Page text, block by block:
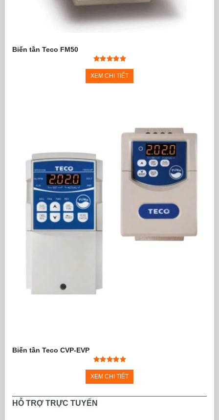
Biến tần Teco FM50
XEM CHI TIẾT
Biến tần Teco CVP-EVP
XEM CHI TIẾT
HỖ TRỢ TRỰC TUYẾN